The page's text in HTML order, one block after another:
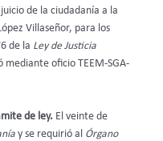
de la ciudadanía a la
Villaseñor, para los
de la Ley de Justicia
oficio TEEM-SGA-
de ley. El veinte de
y se requirió al Órgano